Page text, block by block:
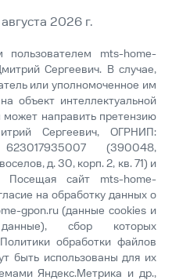
2026 г.
mts-home-
Сергеевич. В случае,
или уполномоченное им
объект интеллектуальной
может направить претензию
Сергеевич, ОГРНИП:
(390048,
д. 30, корп. 2, кв. 71) и
Посещая сайт mts-home-
на обработку данных о
gpon.ru (данные cookies и
сбор которых
Политики обработки файлов
быть использованы для их
Яндекс.Метрика и др.,